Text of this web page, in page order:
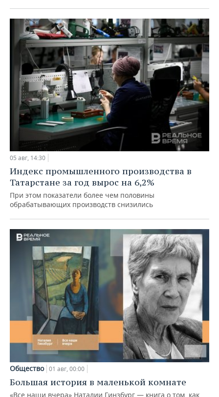
05 авг, 14:30
Индекс промышленного производства в
Татарстане за год вырос на 6,2%
При этом показатели более чем половины
обрабатывающих производств снизились
Общество 01 авг, 00:00
Большая история в маленькой комнате
«Все наши вчера» Наталии Гинзбург — книга о том, как